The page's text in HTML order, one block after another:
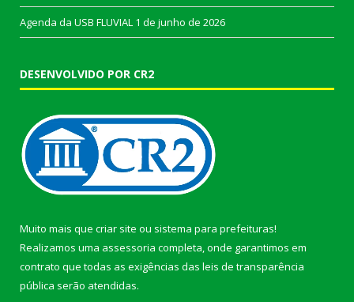
Agenda da USB FLUVIAL 1 de junho de 2026
DESENVOLVIDO POR CR2
Muito mais que criar site ou sistema para prefeituras!
Realizamos uma assessoria completa, onde garantimos em
contrato que todas as exigências das leis de transparência
pública serão atendidas.